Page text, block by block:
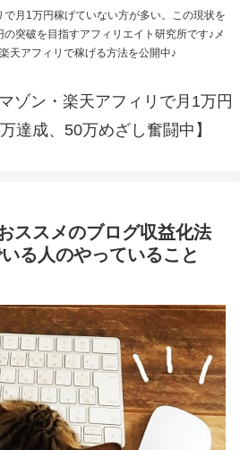
月1万円稼げていない方が多い。この現状を
突破を目指すアフィリエイト研究所です♪メ
天アフィリで稼げる方法を公開中♪
ゾン・楽天アフィリで月1万円
達成、50万めざし奮闘中】
ススメのブログ収益化法
る人のやっていること